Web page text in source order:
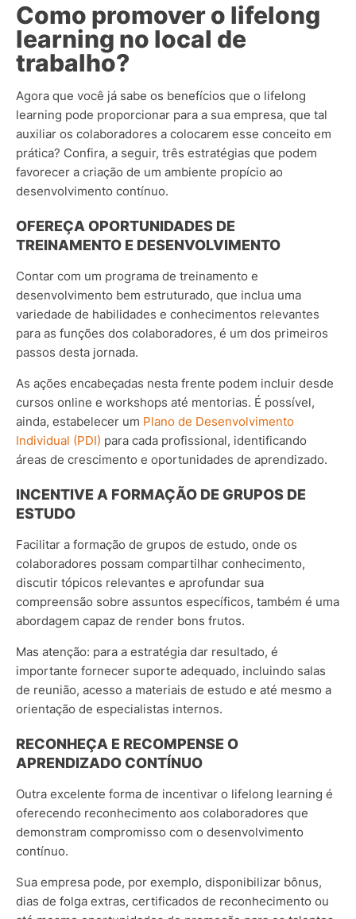
Como promover o lifelong
learning no local de
trabalho?
Agora que você já sabe os benefícios que o lifelong
learning pode proporcionar para a sua empresa, que tal
auxiliar os colaboradores a colocarem esse conceito em
prática? Confira, a seguir, três estratégias que podem
favorecer a criação de um ambiente propício ao
desenvolvimento contínuo.
OFEREÇA OPORTUNIDADES DE
TREINAMENTO E DESENVOLVIMENTO
Contar com um programa de treinamento e
desenvolvimento bem estruturado, que inclua uma
variedade de habilidades e conhecimentos relevantes
para as funções dos colaboradores, é um dos primeiros
passos desta jornada.
As ações encabeçadas nesta frente podem incluir desde
cursos online e workshops até mentorias. É possível,
ainda, estabelecer um Plano de Desenvolvimento
Individual (PDI) para cada profissional, identificando
áreas de crescimento e oportunidades de aprendizado.
INCENTIVE A FORMAÇÃO DE GRUPOS DE
ESTUDO
Facilitar a formação de grupos de estudo, onde os
colaboradores possam compartilhar conhecimento,
discutir tópicos relevantes e aprofundar sua
compreensão sobre assuntos específicos, também é uma
abordagem capaz de render bons frutos.
Mas atenção: para a estratégia dar resultado, é
importante fornecer suporte adequado, incluindo salas
de reunião, acesso a materiais de estudo e até mesmo a
orientação de especialistas internos.
RECONHEÇA E RECOMPENSE O
APRENDIZADO CONTÍNUO
Outra excelente forma de incentivar o lifelong learning é
oferecendo reconhecimento aos colaboradores que
demonstram compromisso com o desenvolvimento
contínuo.
Sua empresa pode, por exemplo, disponibilizar bônus,
dias de folga extras, certificados de reconhecimento ou